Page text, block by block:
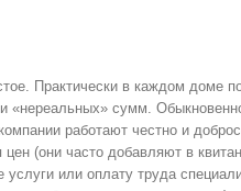
Практически в каждом доме
«нереальных» сумм.
работают честно и
(они часто добавляют в
или оплату труда